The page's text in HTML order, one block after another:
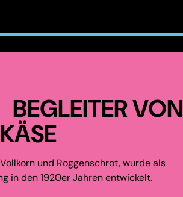
BEGLEITER VON
KÄSE
und Roggenschrot, wurde als
in den 1920er Jahren entwickelt.